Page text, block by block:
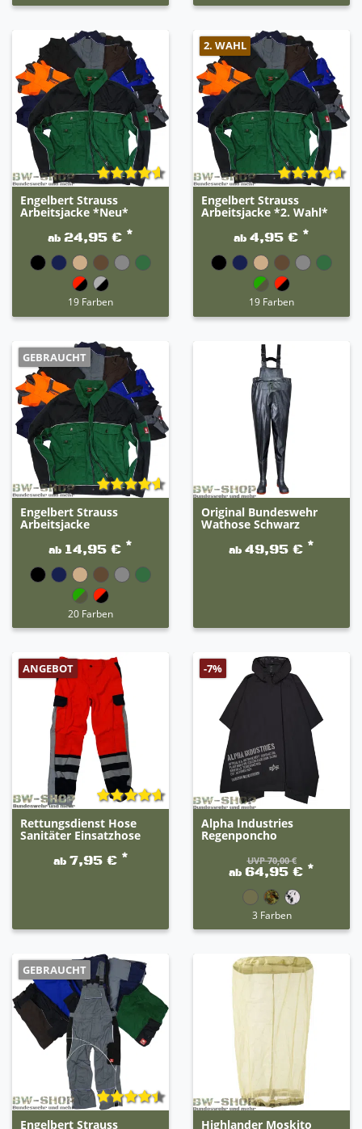
Engelbert Strauss
Arbeitsjacke *Neu*
ab 24,95 € *
19 Farben
2. WAHL
Engelbert Strauss
Arbeitsjacke *2. Wahl*
ab 4,95 € *
19 Farben
GEBRAUCHT
Engelbert Strauss
Arbeitsjacke
ab 14,95 € *
20 Farben
Original Bundeswehr
Wathose Schwarz
ab 49,95 € *
ANGEBOT
Rettungsdienst Hose
Sanitäter Einsatzhose
ab 7,95 € *
-7%
Alpha Industries
Regenponcho
UVP 70,00 €
ab 64,95 € *
3 Farben
GEBRAUCHT
Engelbert Strauss Highlander Moskito